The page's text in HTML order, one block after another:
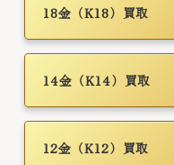
18金（K18）買取
14金（K14）買取
12金（K12）買取